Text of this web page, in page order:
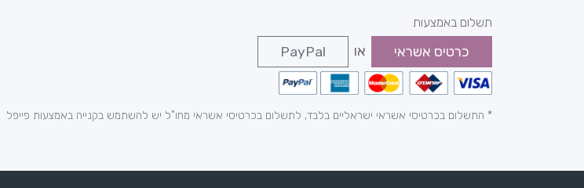
תשלום באמצעות
כרטיס אשראי או PayPal
* התשלום בכרטיסי אשראי ישראליים בלבד, לתשלום בכרטיסי אשראי מחו"ל יש להשתמש בקנייה באמצעות פייפל